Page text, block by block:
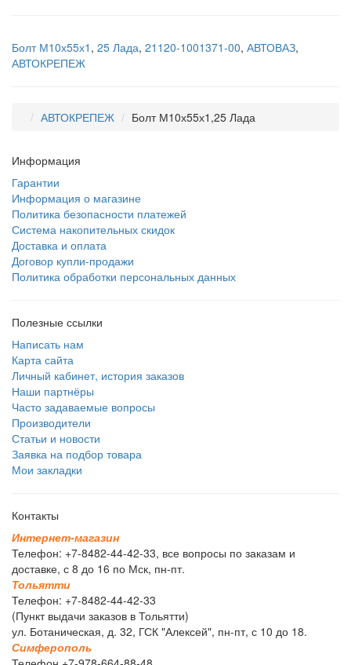
Болт М10х55х1 , 25 Лада, 21120-1001371-00, АВТОВАЗ,
АВТОКРЕПЕЖ
АВТОКРЕПЕЖ Болт М10х55х1,25 Лада
Информация
Гарантии
Информация о магазине
Политика безопасности платежей
Система накопительных скидок
Доставка и оплата
Договор купли-продажи
Политика обработки персональных данных
Полезные ссылки
Написать нам
Карта сайта
Личный кабинет, история заказов
Наши партнёры
Часто задаваемые вопросы
Производители
Статьи и новости
Заявка на подбор товара
Мои закладки
Контакты
Интернет-магазин
Телефон: +7-8482-44-42-33, все вопросы по заказам и
доставке, с 8 до 16 по Мск, пн-пт.
Тольятти
Телефон: +7-8482-44-42-33
(Пункт выдачи заказов в Тольятти)
ул. Ботаническая, д. 32, ГСК "Алексей", пн-пт, с 10 до 18.
Симферополь